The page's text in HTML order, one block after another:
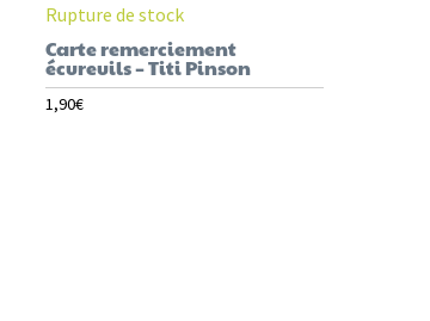
Rupture de stock
Carte remerciement
écureuils – Titi Pinson
1,90€